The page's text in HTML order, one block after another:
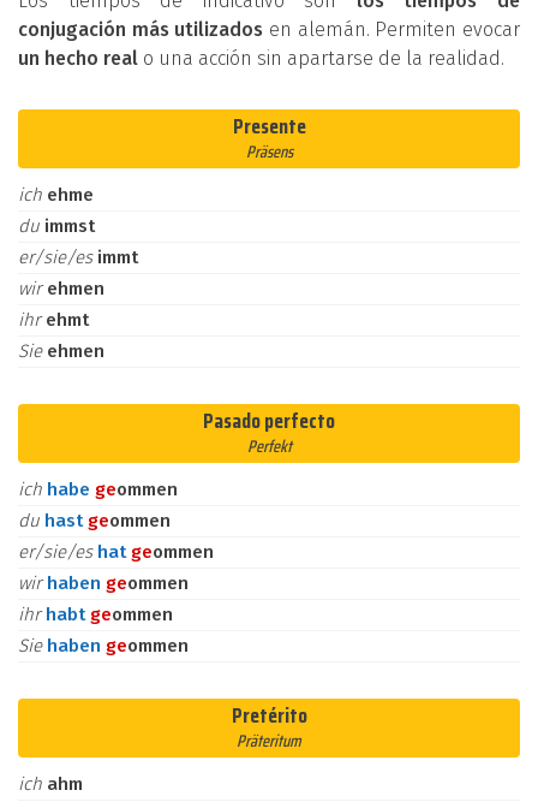
conjugación más utilizados en alemán. Permiten evocar
un hecho real o una acción sin apartarse de la realidad.
Presente
Präsens
ich ehme
du immst
er/sie/es immt
wirehmen
ihrehmt
Sie ehmen
Pasado perfecto
Perfekt
ich habe geommen
du hast geommen
er/sie/es hat geommen
wirhaben geommen
ihrhabt geommen
Sie haben geommen
Pretérito
Präteritum
ich ahm